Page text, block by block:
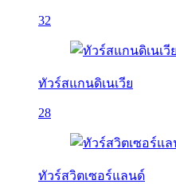
32
ทัวร์สแกนดิเนเวีย
28
ทัวร์สวิตเซอร์แลนด์